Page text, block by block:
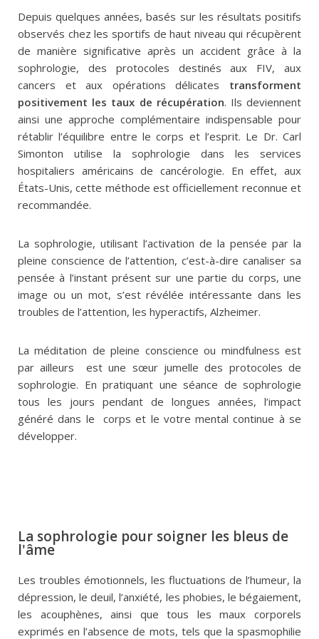
Depuis quelques années, basés sur les résultats positifs
observés chez les sportifs de haut niveau qui récupèrent
de manière significative après un accident grâce à la
sophrologie, des protocoles destinés aux FIV, aux
cancers et aux opérations délicates transforment
positivement les taux de récupération. Ils deviennent
ainsi une approche complémentaire indispensable pour
rétablir l’équilibre entre le corps et l’esprit. Le Dr. Carl
Simonton utilise la sophrologie dans les services
hospitaliers américains de cancérologie. En effet, aux
États-Unis, cette méthode est officiellement reconnue et
recommandée.
La sophrologie, utilisant l’activation de la pensée par la
pleine conscience de l’attention, c’est-à-dire canaliser sa
pensée à l’instant présent sur une partie du corps, une
image ou un mot, s’est révélée intéressante dans les
troubles de l’attention, les hyperactifs, Alzheimer.
La méditation de pleine conscience ou mindfulness est
par ailleurs est une sœur jumelle des protocoles de
sophrologie. En pratiquant une séance de sophrologie
tous les jours pendant de longues années, l’impact
généré dans le corps et le votre mental continue à se
développer.
La sophrologie pour soigner les bleus de
l'âme
Les troubles émotionnels, les fluctuations de l’humeur, la
dépression, le deuil, l’anxiété, les phobies, le bégaiement,
les acouphènes, ainsi que tous les maux corporels
exprimés en l’absence de mots, tels que la spasmophilie